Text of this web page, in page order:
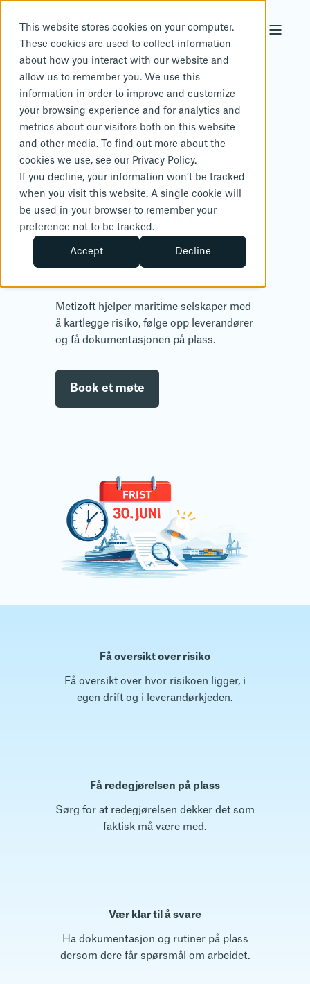
This website stores cookies on your computer.
These cookies are used to collect information
about how you interact with our website and
allow us to remember you. We use this
information in order to improve and customize
your browsing experience and for analytics and
metrics about our visitors both on this website
and other media. To find out more about the
cookies we use, see our Privacy Policy.
If you decline, your information won’t be tracked
when you visit this website. A single cookie will
be used in your browser to remember your
preference not to be tracked.
Accept Decline
Få kontroll på
Åpenhetsloven
før fristen
.
Redegjørelsen skal publiseres innen 30.
Metizoft hjelper maritime selskaper med
å kartlegge risiko, følge opp leverandører
og få dokumentasjonen på plass.
Book et møte
Få oversikt over risiko
Få oversikt over hvor risikoen ligger, i
egen drift og i leverandørkjeden.
Få redegjørelsen på plass
Sørg for at redegjørelsen dekker det som
faktisk må være med.
Vær klar til å svare
Ha dokumentasjon og rutiner på plass
dersom dere får spørsmål om arbeidet.